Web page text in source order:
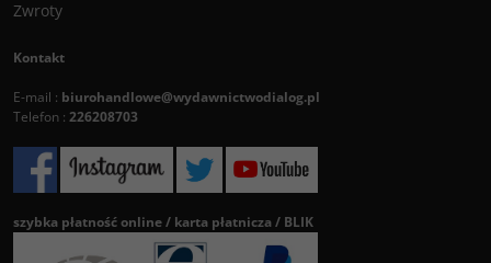
Zwroty
Kontakt
E-mail : biurohandlowe@wydawnictwodialog.pl
Telefon : 226208703
szybka płatność online / karta płatnicza / BLIK